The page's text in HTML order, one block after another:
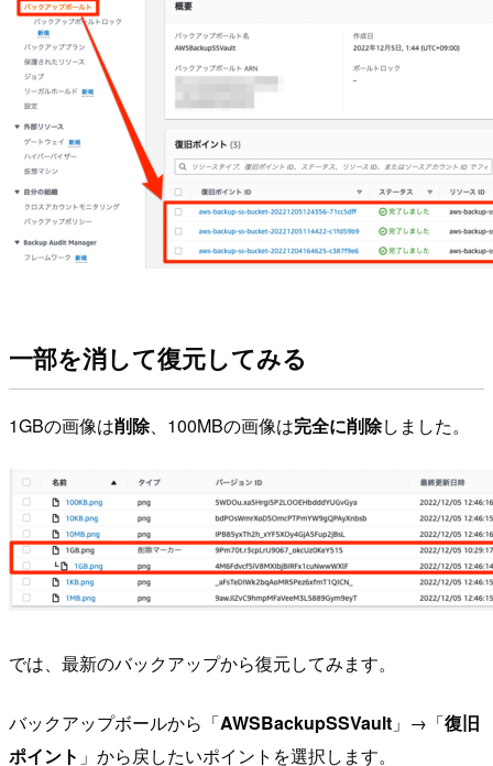
一部を消して復元してみる
1GBの画像は削除、100MBの画像は完全に削除しました。
では、最新のバックアップから復元してみます。
バックアップボールから「AWSBackupSSVault 」→「復旧
ポイント 」から戻したいポイントを選択します。